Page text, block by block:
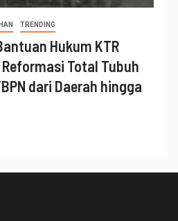
TRENDING
Hukum KTR
Total Tubuh
dari Daerah hingga